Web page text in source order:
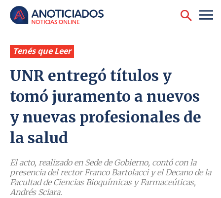
Tenés que Leer
UNR entregó títulos y
tomó juramento a nuevos
y nuevas profesionales de
la salud
El acto, realizado en Sede de Gobierno, contó con la
presencia del rector Franco Bartolacci y el Decano de la
Facultad de Ciencias Bioquímicas y Farmaceúticas,
Andrés Sciara.